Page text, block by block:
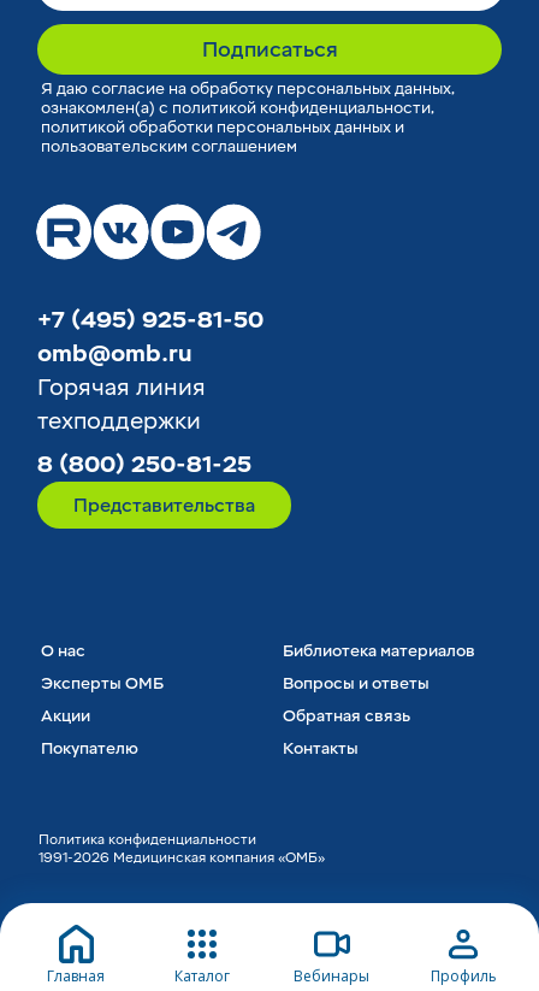
Подписаться
Я даю согласие на обработку персональных данных,
ознакомлен(а) с политикой конфиденциальности,
политикой обработки персональных данных и
пользовательским соглашением
+7 (495) 925-81-50
omb@omb.ru
Горячая линия
техподдержки
8 (800) 250-81-25
Представительства
О нас
Эксперты ОМБ
Акции
Покупателю
Библиотека материалов
Вопросы и ответы
Обратная связь
Контакты
Политика конфиденциальности
1991-2026 Медицинская компания «ОМБ»
Главная Каталог Вебинары Профиль